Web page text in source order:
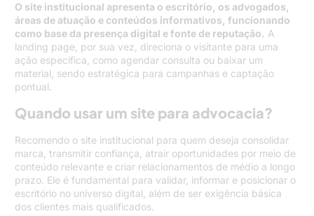
O site institucional apresenta o escritório, os advogados,
áreas de atuação e conteúdos informativos, funcionando
como base da presença digital e fonte de reputação. A
landing page, por sua vez, direciona o visitante para uma
ação específica, como agendar consulta ou baixar um
material, sendo estratégica para campanhas e captação
pontual.
Quando usar um site para advocacia?
Recomendo o site institucional para quem deseja consolidar
marca, transmitir confiança, atrair oportunidades por meio de
conteúdo relevante e criar relacionamentos de médio a longo
prazo. Ele é fundamental para validar, informar e posicionar o
escritório no universo digital, além de ser exigência básica
dos clientes mais qualificados.